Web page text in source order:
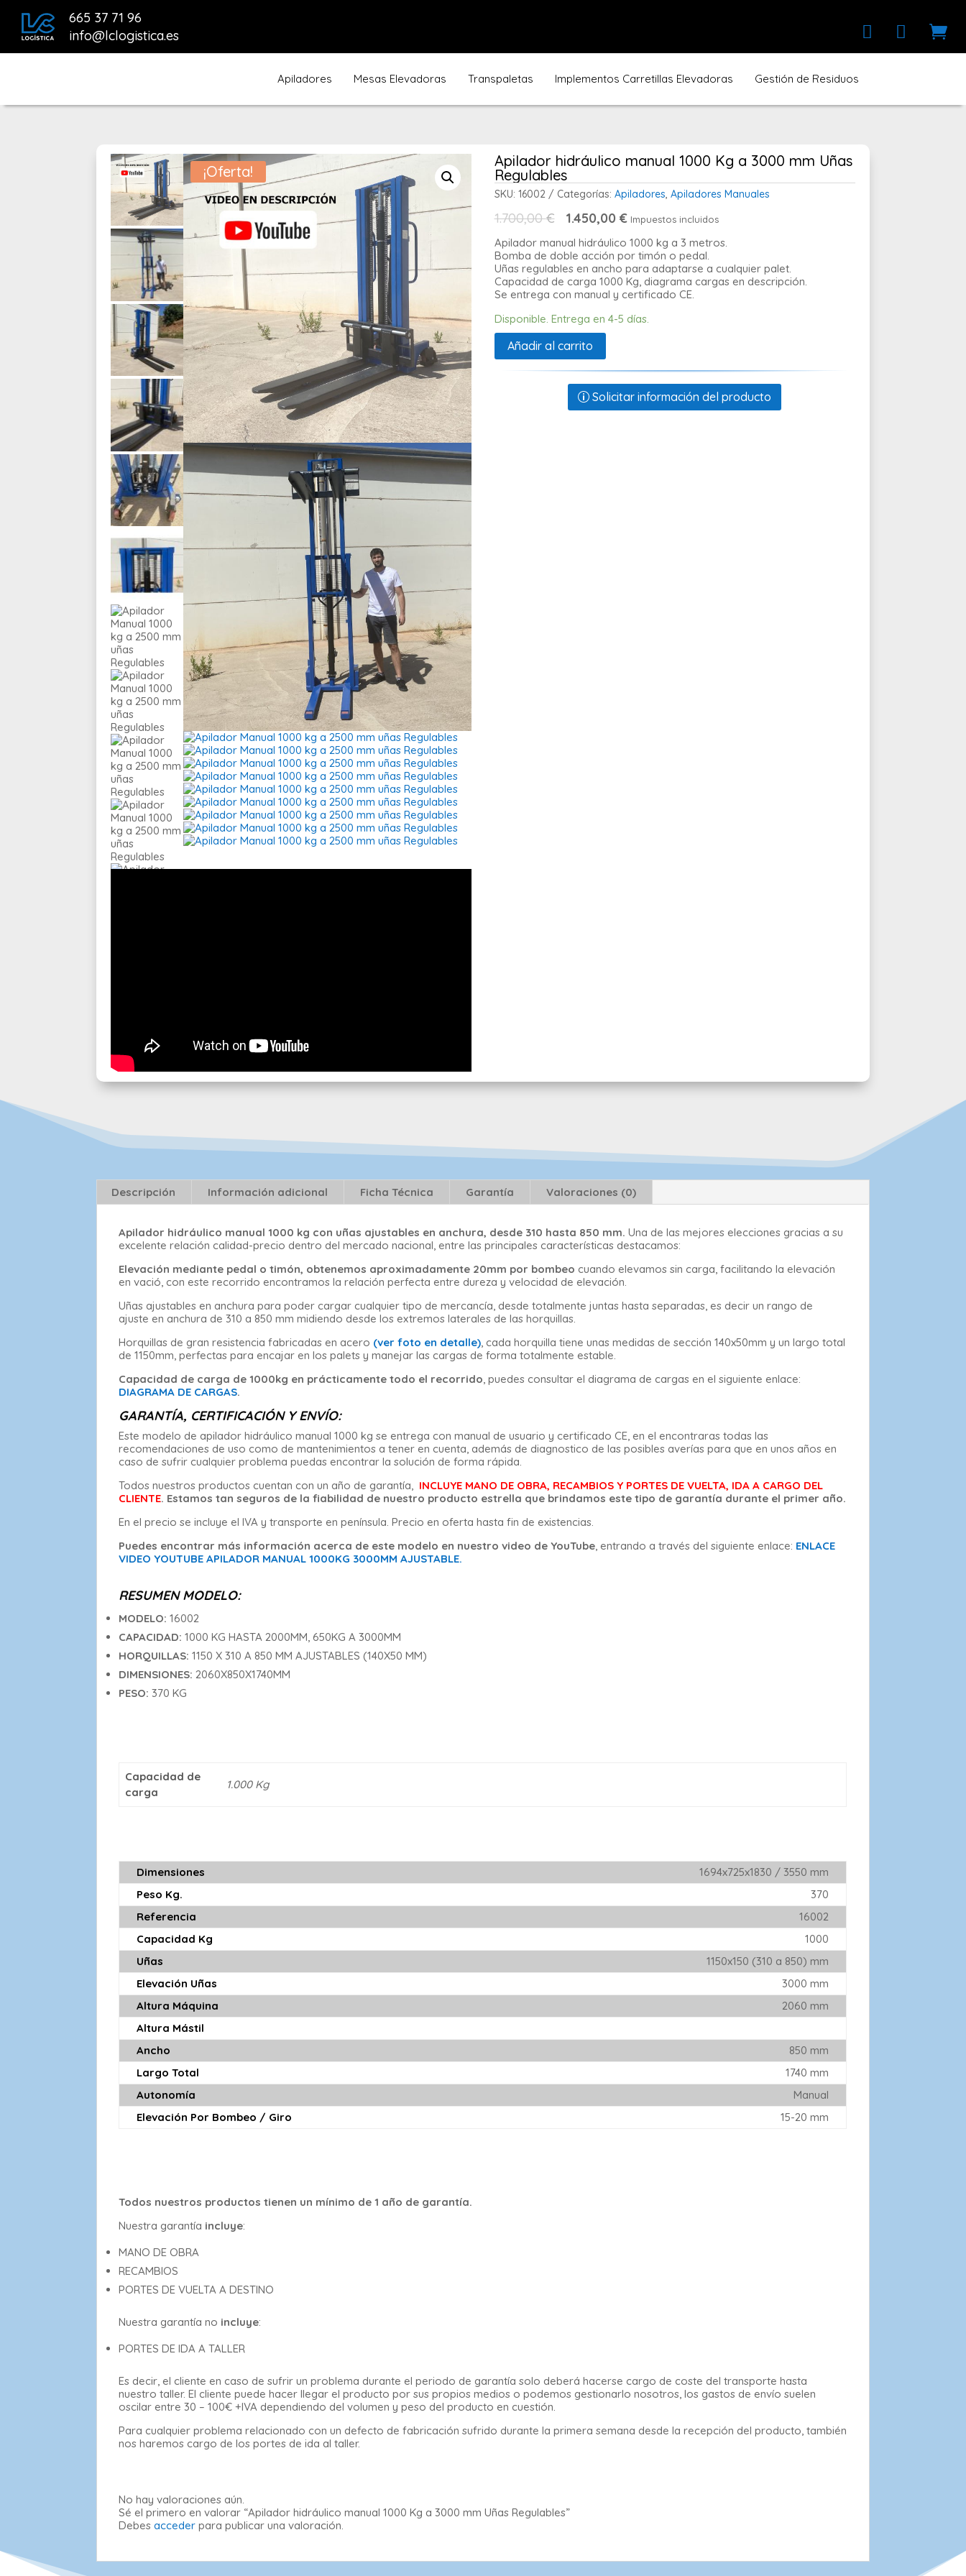
665 37 71 96
info@lclogistica.es
  
Apiladores Mesas Elevadoras Transpaletas Implementos Carretillas Elevadoras Gestión de Residuos
¡Oferta!
Apilador hidráulico manual 1000 Kg a 3000 mm Uñas
Regulables
SKU: 16002 Categorías: Apiladores, Apiladores Manuales
1.700,00€ El
precio
original
era:
1.700,00 €.
1.450,00 €El
precio
actual
es:
1.450,00 €.
Impuestos incluidos
Apilador manual hidráulico 1000 kg a 3 metros.
Bomba de doble acción por timón o pedal.
Uñas regulables en ancho para adaptarse a cualquier palet.
Capacidad de carga 1000 Kg, diagrama cargas en descripción.
Se entrega con manual y certificado CE.
Disponible. Entrega en 4-5 días.
Añadir al carrito
Solicitar información del producto
Descripción Información adicional Ficha Técnica Garantía Valoraciones (0)
Apilador hidráulico manual 1000 kg con uñas ajustables en anchura, desde 310 hasta 850 mm.Una de las mejores elecciones gracias a su
excelente relación calidad-precio dentro del mercado nacional, entre las principales características destacamos:
Elevación mediante pedal o timón, obtenemos aproximadamente 20mm por bombeo cuando elevamos sin carga, facilitando la elevación
en vació, con este recorrido encontramos la relación perfecta entre dureza y velocidad de elevación.
Uñas ajustables en anchura para poder cargar cualquier tipo de mercancía, desde totalmente juntas hasta separadas, es decir un rango de
ajuste en anchura de 310 a 850 mm midiendo desde los extremos laterales de las horquillas.
Horquillas de gran resistencia fabricadas en acero (ver foto en detalle) , cada horquilla tiene unas medidas de sección 140x50mm y un largo total
de 1150mm, perfectas para encajar en los palets y manejar las cargas de forma totalmente estable.
Capacidad de carga de 1000kg en prácticamente todo el recorrido , puedes consultar el diagrama de cargas en el siguiente enlace:
DIAGRAMA DE CARGAS.
GARANTÍA, CERTIFICACIÓN Y ENVÍO:
Este modelo de apilador hidráulico manual 1000 kg se entrega con manual de usuario y certificado CE, en el encontraras todas las
recomendaciones de uso como de mantenimientos a tener en cuenta, además de diagnostico de las posibles averías para que en unos años en
caso de sufrir cualquier problema puedas encontrar la solución de forma rápida.
Todos nuestros productos cuentan con un año de garantía,
INCLUYE MANO DE OBRA, RECAMBIOS Y PORTES DE VUELTA, IDA A CARGO DEL
CLIENTE. Estamos tan seguros de la fiabilidad de nuestro producto estrella que brindamos este tipo de garantía durante el primer año.
En el precio se incluye el IVA y transporte en península. Precio en oferta hasta fin de existencias.
Puedes encontrar más información acerca de este modelo en nuestro video de YouTube , entrando a través del siguiente enlace: ENLACE
VIDEO YOUTUBE APILADOR MANUAL 1000KG 3000MM AJUSTABLE.
RESUMEN MODELO:
MODELO: 16002
CAPACIDAD: 1000 KG HASTA 2000MM, 650KG A 3000MM
HORQUILLAS: 1150 X 310 A 850 MM AJUSTABLES (140X50 MM)
DIMENSIONES: 2060X850X1740MM
PESO: 370 KG
Capacidad de
carga
1.000 Kg
Dimensiones
1694x725x1830 / 3550 mm
Peso Kg.
370
Referencia
16002
Capacidad Kg
1000
Uñas
1150x150 (310 a 850) mm
Elevación Uñas
3000 mm
Altura Máquina
2060 mm
Altura Mástil
Ancho
850 mm
Largo Total
1740 mm
Autonomía
Manual
Elevación Por Bombeo / Giro
15-20 mm
Todos nuestros productos tienen un mínimo de 1 año de garantía.
Nuestra garantía incluye:
MANO DE OBRA
RECAMBIOS
PORTES DE VUELTA A DESTINO
Nuestra garantía no incluye:
PORTES DE IDA A TALLER
Es decir, el cliente en caso de sufrir un problema durante el periodo de garantía solo deberá hacerse cargo de coste del transporte hasta
nuestro taller. El cliente puede hacer llegar el producto por sus propios medios o podemos gestionarlo nosotros, los gastos de envío suelen
oscilar entre 30 – 100€ +IVA dependiendo del volumen y peso del producto en cuestión.
Para cualquier problema relacionado con un defecto de fabricación sufrido durante la primera semana desde la recepción del producto, también
nos haremos cargo de los portes de ida al taller.
No hay valoraciones aún.
Sé el primero en valorar “Apilador hidráulico manual 1000 Kg a 3000 mm Uñas Regulables”
Debesacceder para publicar una valoración.